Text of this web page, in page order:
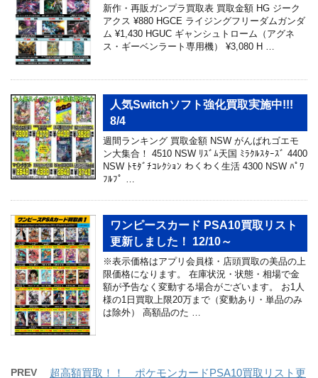
新作・再販ガンプラ買取表 買取金額 HG ジーク
アクス ¥880 HGCE ライジングフリーダムガンダ
ム ¥1,430 HGUC ギャンシュトローム（アグネ
ス・ギーベンラート専用機） ¥3,080 H …
人気Switchソフト強化買取実施中!!!
8/4
週間ランキング 買取金額 NSW がんばれゴエモ
ン大集合！ 4510 NSW ﾘｽﾞﾑ天国 ﾐﾗｸﾙｽﾀｰｽﾞ 4400
NSW ﾄﾓﾀﾞﾁｺﾚｸｼｮﾝ わくわく生活 4300 NSW ﾊﾟﾜ
ﾌﾙﾌﾟ …
ワンピースカード PSA10買取リスト
更新しました！ 12/10～
※表示価格はアプリ会員様・店頭買取の美品の上
限価格になります。 在庫状況・状態・相場で金
額が予告なく変動する場合がございます。 お1人
様の1日買取上限20万まで（変動あり・単品のみ
は除外） 高額品のた …
PREV 超高額買取！！ ポケモンカードPSA10買取リスト更